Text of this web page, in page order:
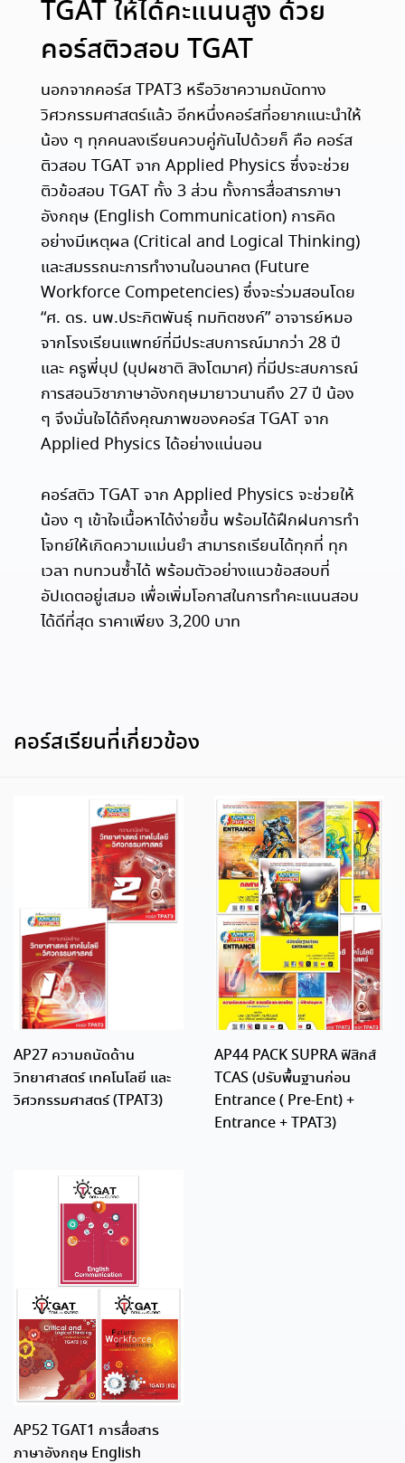
TGAT ให้ได้คะแนนสูง ด้วย
คอร์สติวสอบ TGAT
นอกจากคอร์ส TPAT3 หรือวิชาความถนัดทาง
วิศวกรรมศาสตร์แล้ว อีกหนึ่งคอร์สที่อยากแนะนำให้
น้อง ๆ ทุกคนลงเรียนควบคู่กันไปด้วยก็ คือ คอร์ส
ติวสอบ TGAT จาก Applied Physics ซึ่งจะช่วย
ติวข้อสอบ TGAT ทั้ง 3 ส่วน ทั้งการสื่อสารภาษา
อังกฤษ (English Communication) การคิด
อย่างมีเหตุผล (Critical and Logical Thinking)
และสมรรถนะการทำงานในอนาคต (Future
Workforce Competencies) ซึ่งจะร่วมสอนโดย
“ศ. ดร. นพ.ประกิตพันธุ์ ทมทิตชงค์” อาจารย์หมอ
จากโรงเรียนแพทย์ที่มีประสบการณ์มากว่า 28 ปี
และ ครูพี่บุป (บุปผชาติ สิงโตมาศ) ที่มีประสบการณ์
การสอนวิชาภาษาอังกฤษมายาวนานถึง 27 ปี น้อง
ๆ จึงมั่นใจได้ถึงคุณภาพของคอร์ส TGAT จาก
Applied Physics ได้อย่างแน่นอน
คอร์สติว TGAT จาก Applied Physics จะช่วยให้
น้อง ๆ เข้าใจเนื้อหาได้ง่ายขึ้น พร้อมได้ฝึกฝนการทำ
โจทย์ให้เกิดความแม่นยำ สามารถเรียนได้ทุกที่ ทุก
เวลา ทบทวนซ้ำได้ พร้อมตัวอย่างแนวข้อสอบที่
อัปเดตอยู่เสมอ เพื่อเพิ่มโอกาสในการทำคะแนนสอบ
ได้ดีที่สุด ราคาเพียง 3,200 บาท
คอร์สเรียนที่เกี่ยวข้อง
AP27 ความถนัดด้าน
วิทยาศาสตร์ เทคโนโลยี และ
วิศวกรรมศาสตร์ (TPAT3)
AP44 PACK SUPRA ฟิสิกส์
TCAS (ปรับพื้นฐานก่อน
Entrance ( Pre-Ent) +
Entrance + TPAT3)
AP52 TGAT1 การสื่อสาร
ภาษาอังกฤษ English